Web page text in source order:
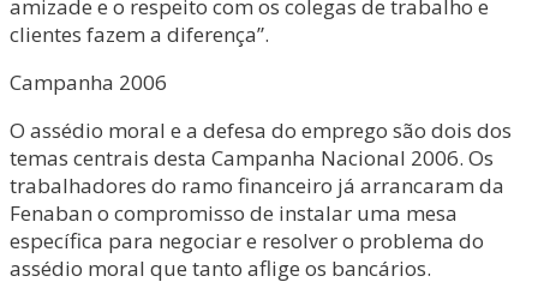
amizade e o respeito com os colegas de trabalho e
clientes fazem a diferença”.
Campanha 2006
O assédio moral e a defesa do emprego são dois dos
temas centrais desta Campanha Nacional 2006. Os
trabalhadores do ramo financeiro já arrancaram da
Fenaban o compromisso de instalar uma mesa
específica para negociar e resolver o problema do
assédio moral que tanto aflige os bancários.